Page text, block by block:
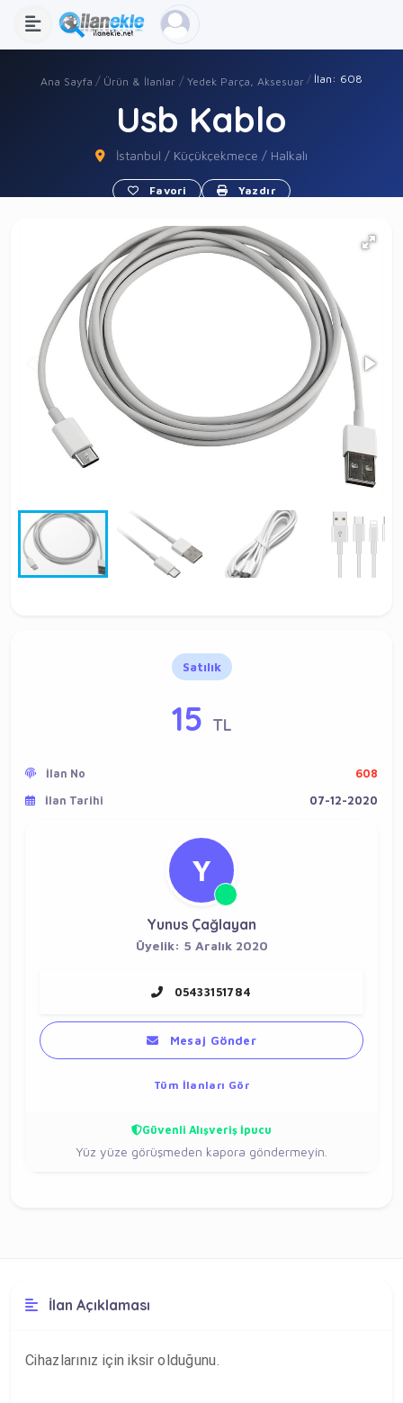
Ana Sayfa Ürün & İlanlar Yedek Parça, Aksesuar İlan: 608
Usb Kablo
İstanbul / Küçükçekmece / Halkalı
Favori Yazdır
Satılık
15 TL
İlan No
608
İlan Tarihi
07-12-2020
Y
Yunus Çağlayan
Üyelik: 5 Aralık 2020
05433151784
Mesaj Gönder
Tüm İlanları Gör
Güvenli Alışveriş İpucu
Yüz yüze görüşmeden kapora göndermeyin.
İlan Açıklaması
Cihazlarınız için iksir olduğunu.